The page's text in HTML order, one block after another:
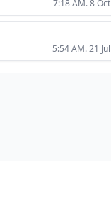
7:18 AM. 8 Oct
5:54 AM. 21 Jul